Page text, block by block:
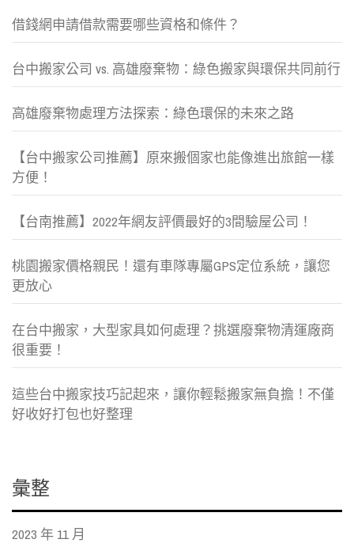
借錢網申請借款需要哪些資格和條件？
台中搬家公司 vs. 高雄廢棄物：綠色搬家與環保共同前行
高雄廢棄物處理方法探索：綠色環保的未來之路
【台中搬家公司推薦】原來搬個家也能像進出旅館一樣
方便！
【台南推薦】2022年網友評價最好的3間驗屋公司！
桃園搬家價格親民！還有車隊專屬GPS定位系統，讓您
更放心
在台中搬家，大型家具如何處理？挑選廢棄物清運廠商
很重要！
這些台中搬家技巧記起來，讓你輕鬆搬家無負擔！不僅
好收好打包也好整理
彙整
2023 年 11 月